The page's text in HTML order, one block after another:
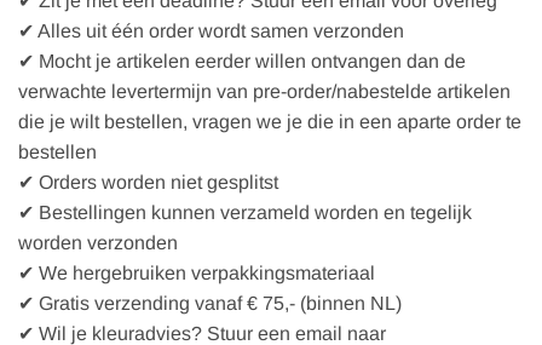
✔ Alles uit één order wordt samen verzonden
✔ Mocht je artikelen eerder willen ontvangen dan de
verwachte levertermijn van pre-order/nabestelde artikelen
die je wilt bestellen, vragen we je die in een aparte order te
bestellen
✔ Orders worden niet gesplitst
✔ Bestellingen kunnen verzameld worden en tegelijk
worden verzonden
✔ We hergebruiken verpakkingsmateriaal
✔ Gratis verzending vanaf € 75,- (binnen NL)
✔ Wil je kleuradvies? Stuur een email naar